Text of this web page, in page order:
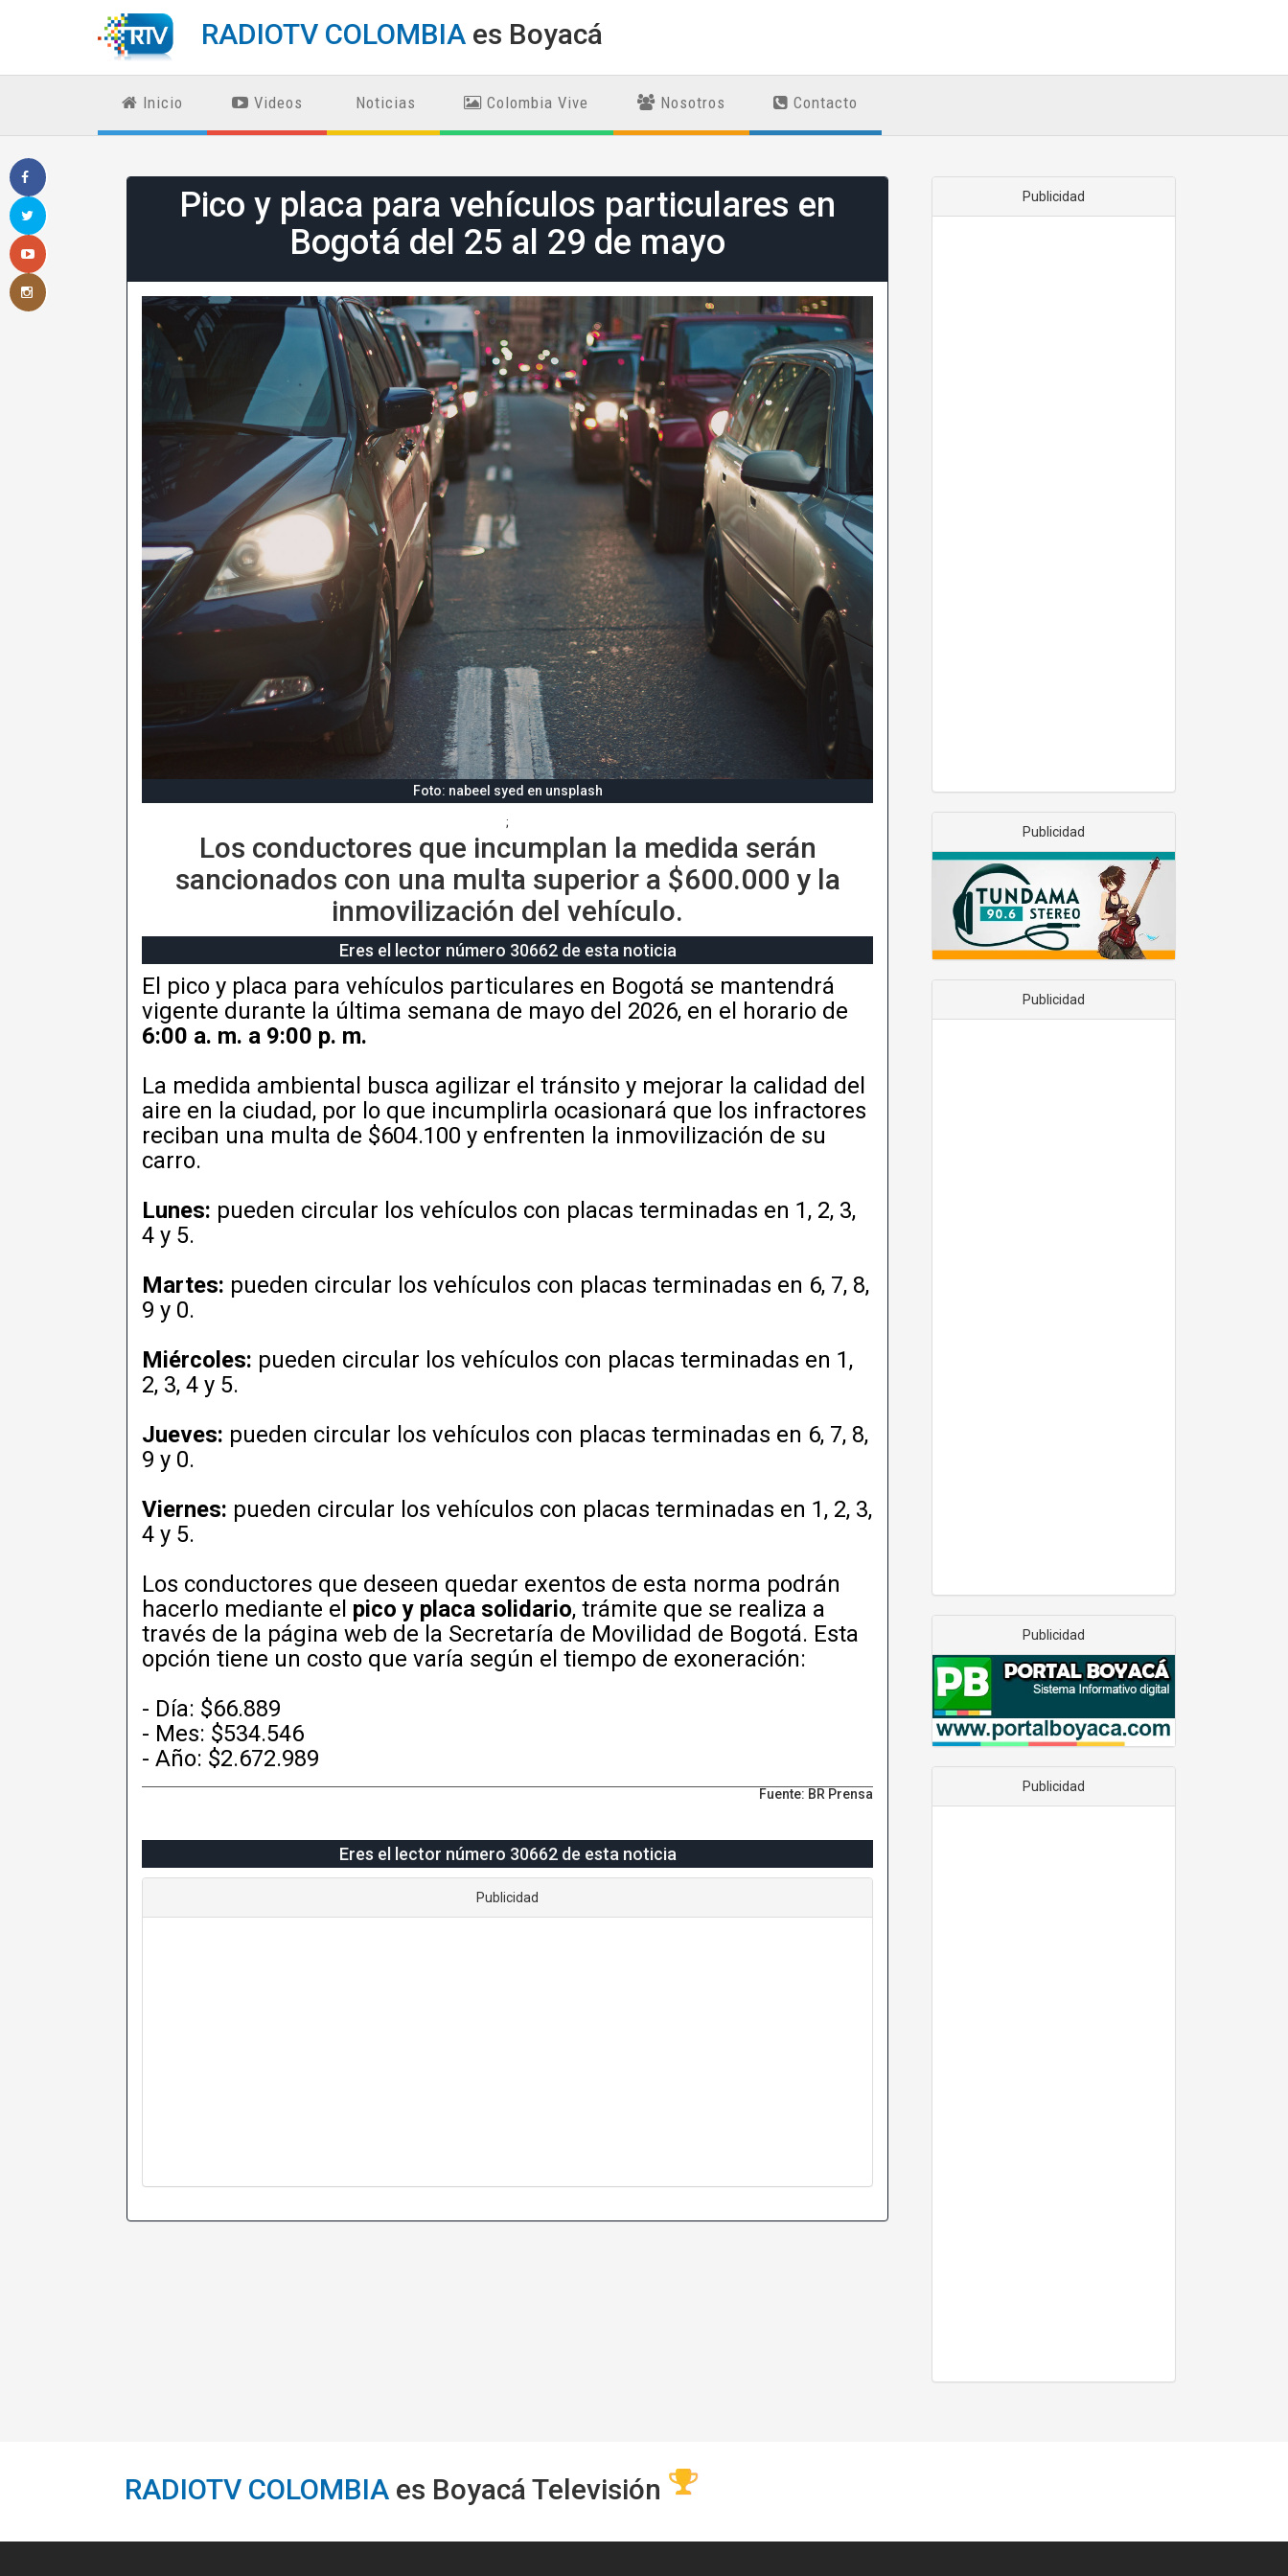
RADIOTV COLOMBIA es Boyacá
Inicio Videos Noticias Colombia Vive Nosotros Contacto
Pico y placa para vehículos particulares en
Bogotá del 25 al 29 de mayo
Foto: nabeel syed en unsplash
;
Los conductores que incumplan la medida serán
sancionados con una multa superior a $600.000 y la
inmovilización del vehículo.
Eres el lector número 30662 de esta noticia
El pico y placa para vehículos particulares en Bogotá se mantendrá
vigente durante la última semana de mayo del 2026, en el horario de
6:00 a. m. a 9:00 p. m.
La medida ambiental busca agilizar el tránsito y mejorar la calidad del
aire en la ciudad, por lo que incumplirla ocasionará que los infractores
reciban una multa de $604.100 y enfrenten la inmovilización de su
carro.
Lunes: pueden circular los vehículos con placas terminadas en 1, 2, 3,
4 y 5.
Martes: pueden circular los vehículos con placas terminadas en 6, 7, 8,
9 y 0.
Miércoles: pueden circular los vehículos con placas terminadas en 1,
2, 3, 4 y 5.
Jueves: pueden circular los vehículos con placas terminadas en 6, 7, 8,
9 y 0.
Viernes: pueden circular los vehículos con placas terminadas en 1, 2, 3,
4 y 5.
Los conductores que deseen quedar exentos de esta norma podrán
hacerlo mediante el pico y placa solidario, trámite que se realiza a
través de la página web de la Secretaría de Movilidad de Bogotá. Esta
opción tiene un costo que varía según el tiempo de exoneración:
- Día: $66.889
- Mes: $534.546
- Año: $2.672.989
Fuente: BR Prensa
Eres el lector número 30662 de esta noticia
Publicidad
Publicidad
Publicidad
Publicidad
Publicidad
Publicidad
RADIOTV COLOMBIA es Boyacá Televisión